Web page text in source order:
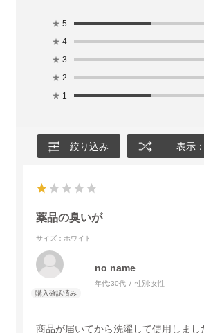
★ 5
★ 4
★ 3
★ 2
★ 1
絞り込み 表示
薬品の臭いが
サイズ：ホワイト
no name
年代:30代 性別:女性
商品が届いてから洗濯して使用しまし